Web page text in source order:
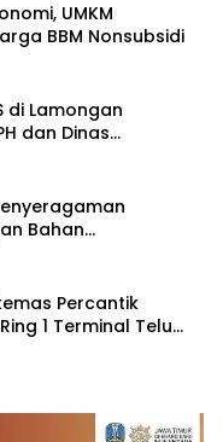
UMKM
BBM Nonsubsidi
di Lamongan
dan Dinas
Bahan
Ganggu Industri
Percantik
1 Terminal Teluk
TJSL